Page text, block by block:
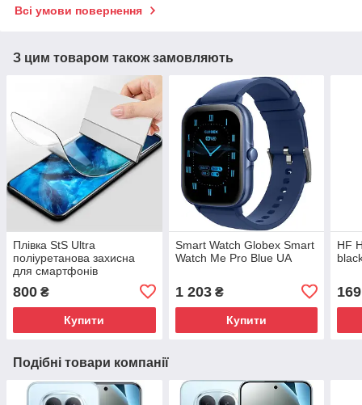
Всі умови повернення
З цим товаром також замовляють
Плівка StS Ultra
поліуретанова захисна
для смартфонів
800 ₴
Купити
Smart Watch Globex Smart
Watch Me Pro Blue UA
1 203₴
Купити
HF
169
Подібні товари компанії